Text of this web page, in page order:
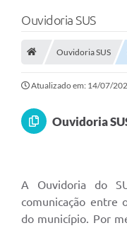
Ouvidoria SUS
Ouvidoria SUS
Atualizado em: 14/07/
Ouvidoria
A Ouvidoria do
comunicação entre
do município. Por